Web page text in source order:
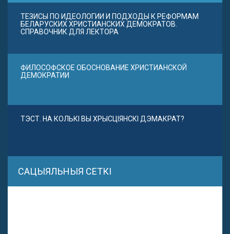
ТЕЗИСЫ ПО ИДЕОЛОГИИ И ПОДХОДЫ К РЕФОРМАМ
БЕЛАРУСКИХ ХРИСТИАНСКИХ ДЕМОКРАТОВ.
СПРАВОЧНИК ДЛЯ ЛЕКТОРА
ФИЛОСОФСКОЕ ОБОСНОВАНИЕ ХРИСТИАНСКОЙ
ДЕМОКРАТИИ
ТЭСТ. НА КОЛЬКІ ВЫ ХРЫСЦІЯНСКІ ДЭМАКРАТ?
САЦЫЯЛЬНЫЯ СЕТКІ